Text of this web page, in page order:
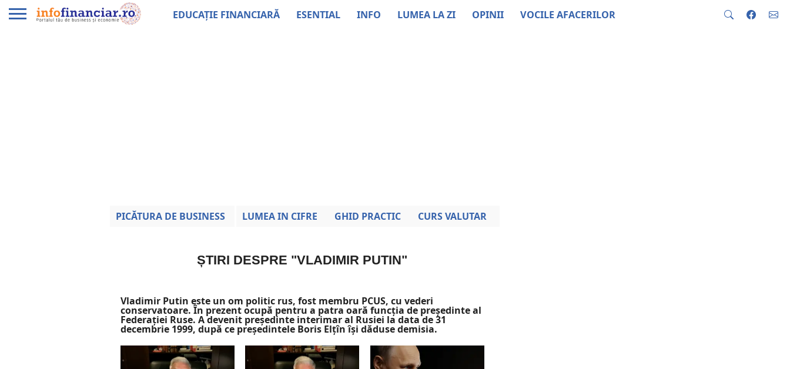
EDUCAȚIE FINANCIARĂ ESENTIAL INFO LUMEA LA ZI OPINII VOCILE AFACERILOR
PICĂTURA DE BUSINESS LUMEA IN CIFRE GHID PRACTIC CURS VALUTAR
ȘTIRI DESPRE "VLADIMIR PUTIN"
Vladimir Putin este un om politic rus, fost membru PCUS, cu vederi
conservatoare. În prezent ocupă pentru a patra oară funcția de președinte al
Federației Ruse. A devenit președinte interimar al Rusiei la data de 31
decembrie 1999, după ce președintele Boris Elțîn își dăduse demisia.